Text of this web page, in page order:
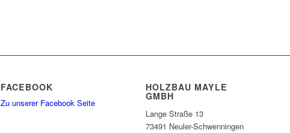
FACEBOOK
Zu unserer Facebook Seite
HOLZBAU MAYLE
GMBH
Lange Straße 13
73491 Neuler-Schwenningen